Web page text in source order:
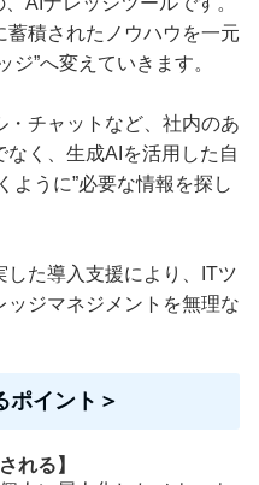
積されたノウハウを一元
ジ”へ変えていきます。
チャットなど、社内のあ
く、生成AIを活用した自
ように”必要な情報を探し
した導入支援により、ITツ
ジマネジメントを無理な
ポイント＞
れる】